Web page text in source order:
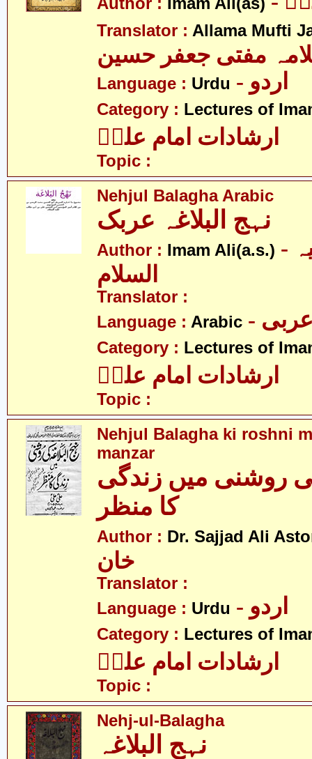
Translator : Allama Mufti
مفتی جعفر حسین
Language : Urdu - اردو
Category : Lectures of
ارشادات امام علیؑ
Topic :
Nehjul Balagha Arabic
نہج البلاغہ عربک
Author : Imam Ali(a.s.) - امام علی علیہ
السلام
Translator :
Language : Arabic عربی
Category : Lectures of
ارشادات امام علیؑ
Topic :
Nehjul Balagha ki roshni
manzar
روشنی میں زندگی
کا منظر
Author : Dr. Sajjad Ali
خان
Translator :
Language : Urdu - اردو
Category : Lectures of
ارشادات امام علیؑ
Topic :
Nehj-ul-Balagha